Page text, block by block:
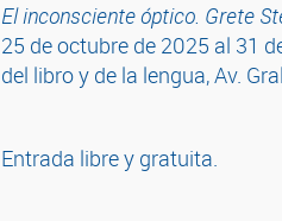
El inconsciente óptico. Grete
25 de octubre de 2025 al 31
del libro y de la lengua, Av.
Entrada libre y gratuita.